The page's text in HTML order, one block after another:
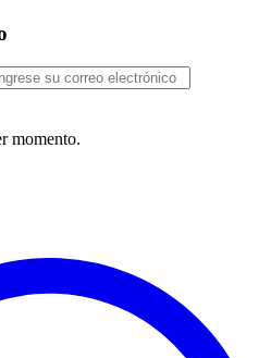
momento.